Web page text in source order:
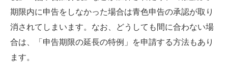
期限内に申告をしなかった場合は青色申告の承認が取り
消されてしまいます。なお、どうしても間に合わない場
合は、「申告期限の延長の特例」を申請する方法もあり
ます。